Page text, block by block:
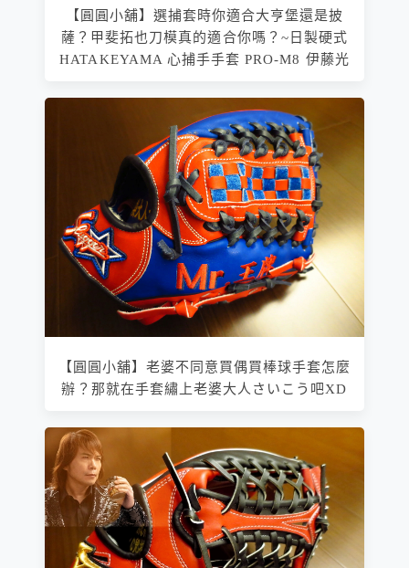
【圓圓小舖】選捕套時你適合大亨堡還是披
薩？甲斐拓也刀模真的適合你嗎？~日製硬式
HATAKEYAMA 心捕手手套 PRO-M8 伊藤光
【圓圓小舖】老婆不同意買偶買棒球手套怎麼
辦？那就在手套繡上老婆大人さいこう吧XD